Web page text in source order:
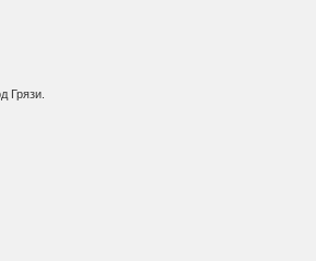
Грязи.